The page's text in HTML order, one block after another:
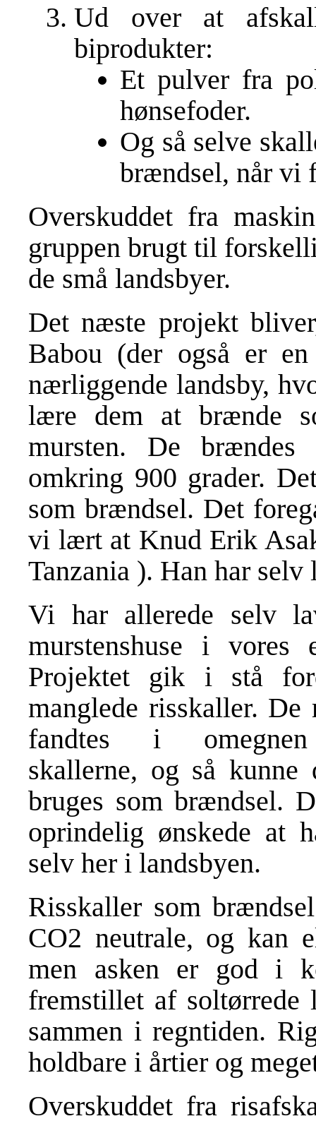
Ud over at
biprodukter:
Et pulver fra
hønsefoder.
Og så selve
brændsel, når vi
Overskuddet fra
gruppen brugt til
de små landsbyer.
Det næste projekt
Babou (der også er
nærliggende landsby,
lære dem at brænde
mursten. De
omkring 900 grader.
som brændsel. Det
vi lært at Knud Erik
Tanzania ). Han har
Vi har allerede selv
murstenshuse i vores
Projektet gik i stå
manglede risskaller. De
fandtes i omegnen
skallerne, og så
bruges som brændsel.
oprindelig ønskede at
selv her i landsbyen.
Risskaller som
CO2 neutrale, og kan
men asken er god i
fremstillet af soltørrede
sammen i regntiden.
holdbare i årtier og
Overskuddet fra